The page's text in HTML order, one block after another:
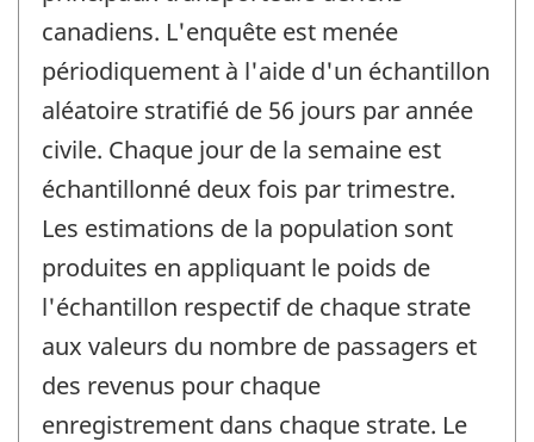
canadiens. L'enquête est menée
périodiquement à l'aide d'un échantillon
aléatoire stratifié de 56 jours par année
civile. Chaque jour de la semaine est
échantillonné deux fois par trimestre.
Les estimations de la population sont
produites en appliquant le poids de
l'échantillon respectif de chaque strate
aux valeurs du nombre de passagers et
des revenus pour chaque
enregistrement dans chaque strate. Le